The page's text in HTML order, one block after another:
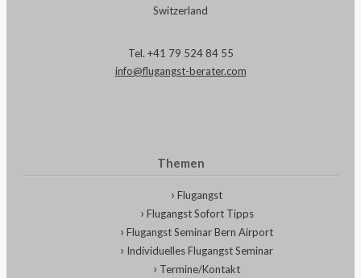
Switzerland
Tel. +41 79 524 84 55
info@flugangst-berater.com
Themen
Flugangst
Flugangst Sofort Tipps
Flugangst Seminar Bern Airport
Individuelles Flugangst Seminar
Termine/Kontakt